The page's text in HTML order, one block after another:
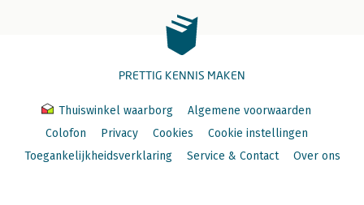
PRETTIG KENNIS MAKEN
Thuiswinkel waarborg
Algemene voorwaarden
Colofon
Privacy Cookies
Cookie instellingen
Toegankelijkheidsverklaring
Service & Contact Over ons